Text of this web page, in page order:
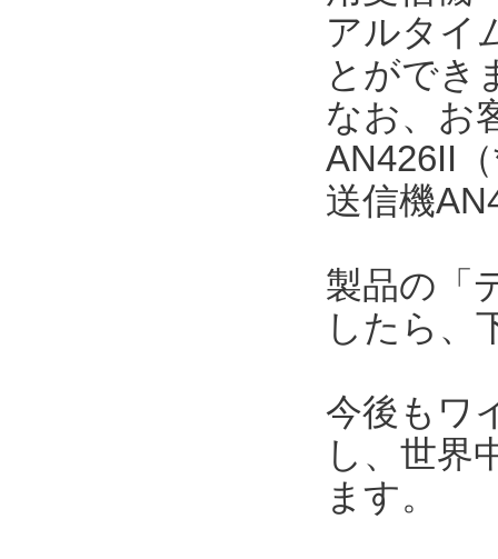
アルタイ
とができ
なお、お
AN426II
送信機
製品の「
したら、
今後もワ
し、世界
ます。